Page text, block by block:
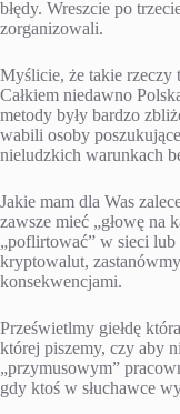
błędy. Wreszcie po
zorganizowali.
Myślicie, że takie rzeczy
Całkiem niedawno
metody były bardzo
wabili osoby
nieludzkich warunkach
Jakie mam dla Was
zawsze mieć „głowę na
„poflirtować” w sieci
kryptowalut,
konsekwencjami.
Prześwietlmy giełdę
której piszemy, czy aby
„przymusowym”
gdy ktoś w słuchawce